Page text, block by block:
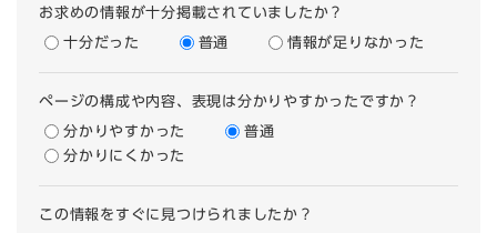
お求めの情報が十分掲載されていましたか？
十分だった 普通 情報が足りなかった
ページの構成や内容、表現は分かりやすかったですか？
分かりやすかった
普通
分かりにくかった
この情報をすぐに見つけられましたか？